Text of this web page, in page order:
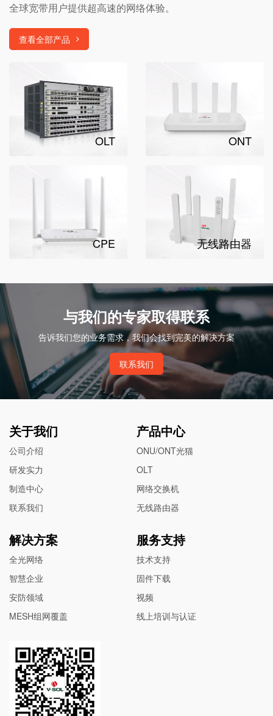
全球宽带用户提供超高速的网络体验。
查看全部产品
OLT ONT
CPE 无线路由器
与我们的专家取得联系
告诉我们您的业务需求，我们会找到完美的解决方案
联系我们
关于我们
公司介绍
研发实力
制造中心
联系我们
产品中心
ONU/ONT光猫
OLT
网络交换机
无线路由器
解决方案
全光网络
智慧企业
安防领域
MESH组网覆盖
服务支持
技术支持
固件下载
视频
线上培训与认证